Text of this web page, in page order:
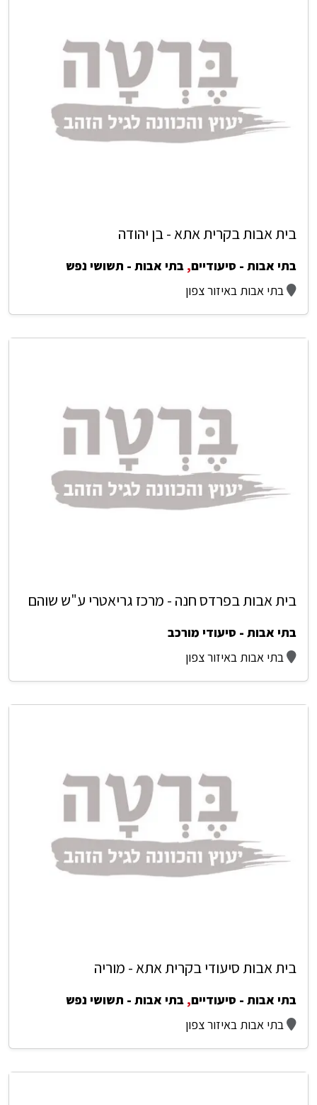
בית אבות בקרית אתא - בן יהודה
בתי אבות - סיעודיים, בתי אבות - תשושי נפש
בתי אבות באיזור צפון
בית אבות בפרדס חנה - מרכז גריאטרי ע"ש שוהם
בתי אבות - סיעודי מורכב
בתי אבות באיזור צפון
בית אבות סיעודי בקרית אתא - מוריה
בתי אבות - סיעודיים, בתי אבות - תשושי נפש
בתי אבות באיזור צפון